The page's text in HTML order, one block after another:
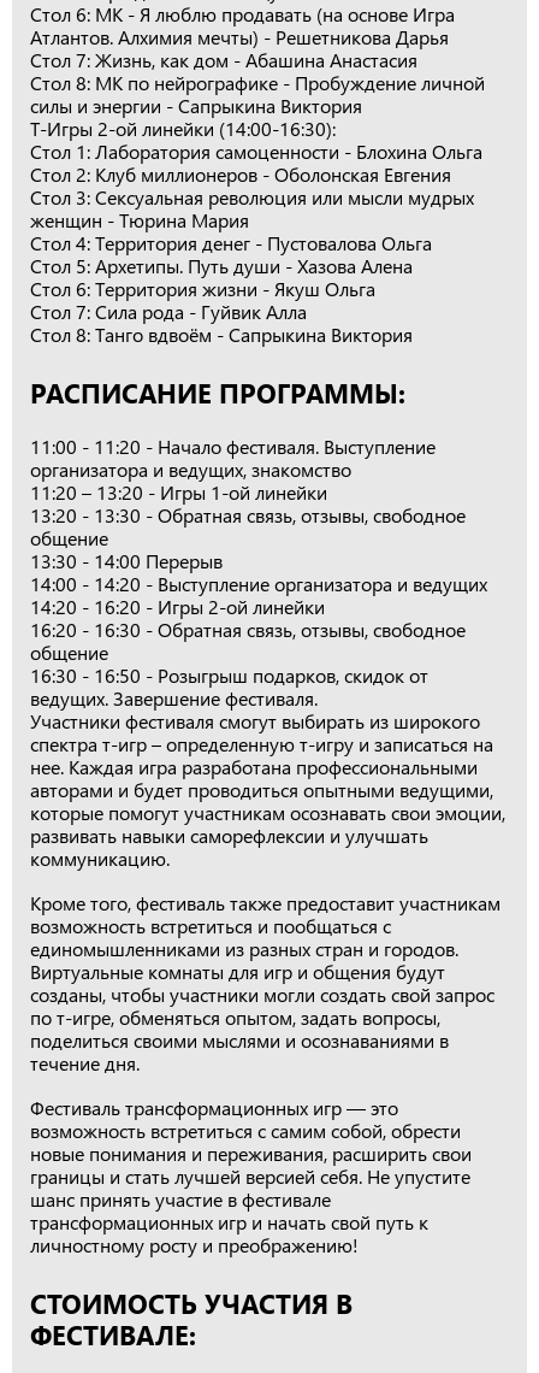
Стол 6: МК - Я люблю продавать (на основе Игра
Атлантов. Алхимия мечты) - Решетникова Дарья
Стол 7: Жизнь, как дом - Абашина Анастасия
Стол 8: МК по нейрографике - Пробуждение личной
силы и энергии - Сапрыкина Виктория
Т-Игры 2-ой линейки (14:00-16:30):
Стол 1: Лаборатория самоценности - Блохина Ольга
Стол 2: Клуб миллионеров - Оболонская Евгения
Стол 3: Сексуальная революция или мысли мудрых
женщин - Тюрина Мария
Стол 4: Территория денег - Пустовалова Ольга
Стол 5: Архетипы. Путь души - Хазова Алена
Стол 6: Территория жизни - Якуш Ольга
Стол 7: Сила рода - Гуйвик Алла
Стол 8: Танго вдвоём - Сапрыкина Виктория
РАСПИСАНИЕ ПРОГРАММЫ:
11:00 - 11:20 - Начало фестиваля. Выступление
организатора и ведущих, знакомство
11:20 – 13:20 - Игры 1-ой линейки
13:20 - 13:30 - Обратная связь, отзывы, свободное
общение
13:30 - 14:00 Перерыв
14:00 - 14:20 - Выступление организатора и ведущих
14:20 - 16:20 - Игры 2-ой линейки
16:20 - 16:30 - Обратная связь, отзывы, свободное
общение
16:30 - 16:50 - Розыгрыш подарков, скидок от
ведущих. Завершение фестиваля.
Участники фестиваля смогут выбирать из широкого
спектра т-игр – определенную т-игру и записаться на
нее. Каждая игра разработана профессиональными
авторами и будет проводиться опытными ведущими,
которые помогут участникам осознавать свои эмоции,
развивать навыки саморефлексии и улучшать
коммуникацию.
Кроме того, фестиваль также предоставит участникам
возможность встретиться и пообщаться с
единомышленниками из разных стран и городов.
Виртуальные комнаты для игр и общения будут
созданы, чтобы участники могли создать свой запрос
по т-игре, обменяться опытом, задать вопросы,
поделиться своими мыслями и осознаваниями в
течение дня.
Фестиваль трансформационных игр — это
возможность встретиться с самим собой, обрести
новые понимания и переживания, расширить свои
границы и стать лучшей версией себя. Не упустите
шанс принять участие в фестивале
трансформационных игр и начать свой путь к
личностному росту и преображению!
СТОИМОСТЬ УЧАСТИЯ В
ФЕСТИВАЛЕ: